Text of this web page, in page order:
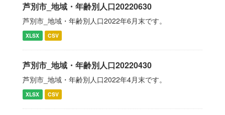
芦別市_地域・年齢別人口20220630
芦別市_地域・年齢別人口2022年6月末です。
XLSX CSV
芦別市_地域・年齢別人口20220430
芦別市_地域・年齢別人口2022年4月末です。
XLSX CSV